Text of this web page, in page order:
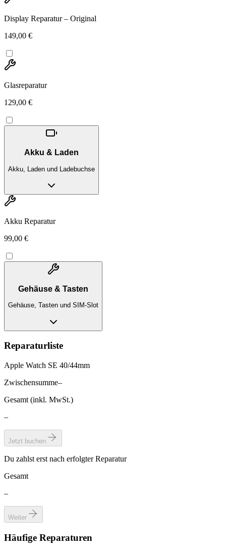
Display Reparatur – Original
149,00 €
Glasreparatur
129,00 €
Akku & Laden
Akku, Laden und Ladebuchse
Akku Reparatur
99,00 €
Gehäuse & Tasten
Gehäuse, Tasten und SIM-Slot
Reparaturliste
Apple Watch SE 40/44mm
Zwischensumme–
Gesamt (inkl. MwSt.)
–
Jetzt buchen
Du zahlst erst nach erfolgter Reparatur
Gesamt
–
Weiter
Häufige Reparaturen